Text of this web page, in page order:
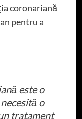
coronariană
pentru a
este o
o
tratament